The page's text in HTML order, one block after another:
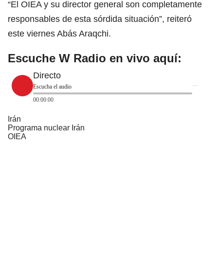
“El OIEA y su director general son completamente
responsables de esta sórdida situación”, reiteró
este viernes Abás Araqchi.
Escuche W Radio en vivo aquí:
Directo
Escucha el audio
00:00:00
Irán
Programa nuclear Irán
OIEA